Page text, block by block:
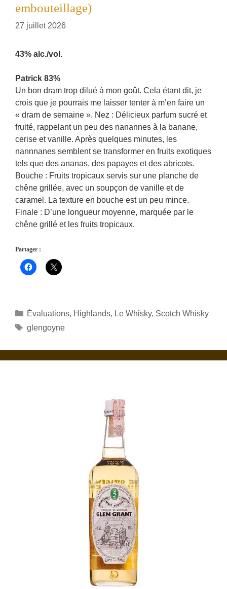
embouteillage)
27 juillet 2026
43% alc./vol.
Patrick 83%
Un bon dram trop dilué à mon goût. Cela étant dit, je
crois que je pourrais me laisser tenter à m’en faire un
« dram de semaine ». Nez : Délicieux parfum sucré et
fruité, rappelant un peu des nanannes à la banane,
cerise et vanille. Après quelques minutes, les
nannnanes semblent se transformer en fruits exotiques
tels que des ananas, des papayes et des abricots.
Bouche : Fruits tropicaux servis sur une planche de
chêne grillée, avec un soupçon de vanille et de
caramel. La texture en bouche est un peu mince.
Finale : D’une longueur moyenne, marquée par le
chêne grillé et les fruits tropicaux.
Partager :
Catégories
Évaluations, Highlands, Le Whisky, Scotch Whisky
Étiquettes
glengoyne